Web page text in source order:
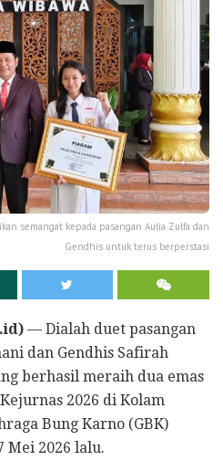
semangat kepada pasangan Aulia Zulfa dan
Gendhis untuk terus berperstasi
— Dialah duet pasangan
dan Gendhis Safirah
berhasil meraih dua emas
2026 di Kolam
Bung Karno (GBK)
Mei 2026 lalu.